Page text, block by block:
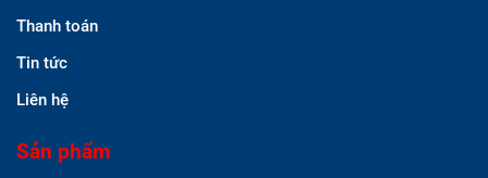
Thanh toán
Tin tức
Liên hệ
Sản phẩm